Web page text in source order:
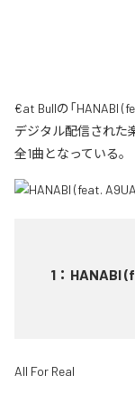
€at Bullの「HANABI
デジタル配信された
全1曲となっている。
1 ： HANABI
All For Real